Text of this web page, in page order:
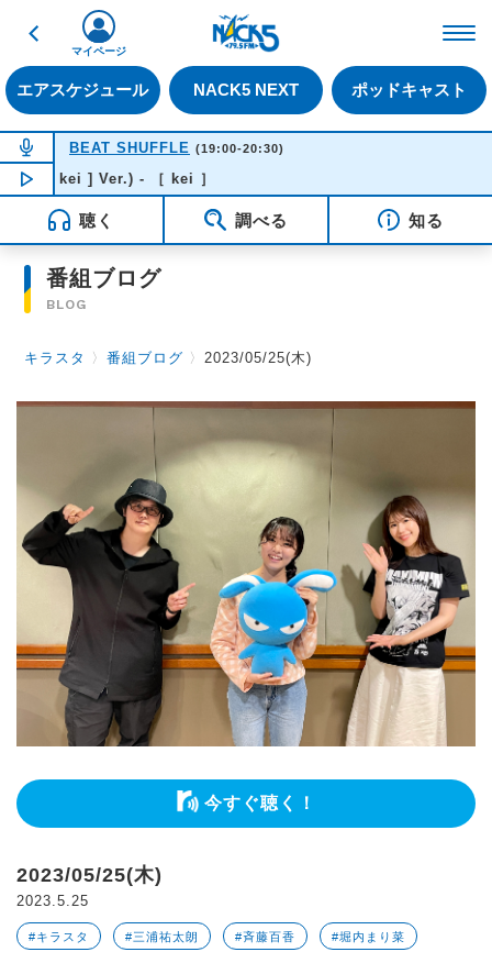
戻る
エアスケジュール NACK5 NEXT ポッドキャスト
マイページ
NOW ON AIR
BEAT SHUFFLE (19:00-20:30)
NOW PLAYING 19:10
([ kei ] Ver.) - ［ kei ］
聴く 調べる 知る
番組ブログ
BLOG
キラスタ 〉番組ブログ 〉2023/05/25(木)
今すぐ聴く！
2023/05/25(木)
2023.5.25
#キラスタ #三浦祐太朗 #斉藤百香 #堀内まり菜